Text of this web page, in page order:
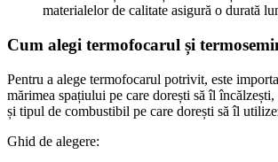
materialelor de calitate asigură o durată
Cum alegi termofocarul și
Pentru a alege termofocarul potrivit, este
mărimea spațiului pe care dorești să îl
și tipul de combustibil pe care dorești să îl
Ghid de alegere: